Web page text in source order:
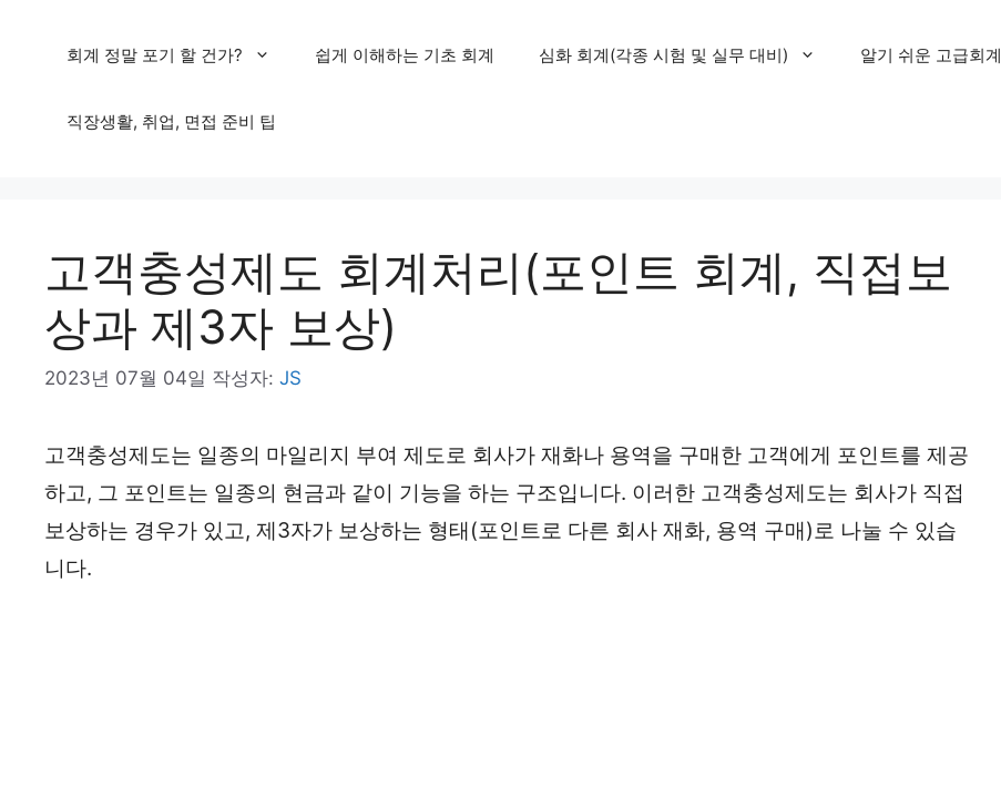
회계 정말 포기 할 건가? 쉽게 이해하는 기초 회계 심화 회계(각종 시험 및 실무 대비) 알기 쉬운 고급회계
직장생활, 취업, 면접 준비 팁
고객충성제도 회계처리(포인트 회계, 직접보
상과 제3자 보상)
2023년 07월 04일 작성자: JS
고객충성제도는 일종의 마일리지 부여 제도로 회사가 재화나 용역을 구매한 고객에게 포인트를 제공
하고, 그 포인트는 일종의 현금과 같이 기능을 하는 구조입니다. 이러한 고객충성제도는 회사가 직접
보상하는 경우가 있고, 제3자가 보상하는 형태(포인트로 다른 회사 재화, 용역 구매)로 나눌 수 있습
니다.